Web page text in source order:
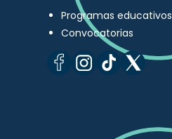
Programas educativos
Convocatorias